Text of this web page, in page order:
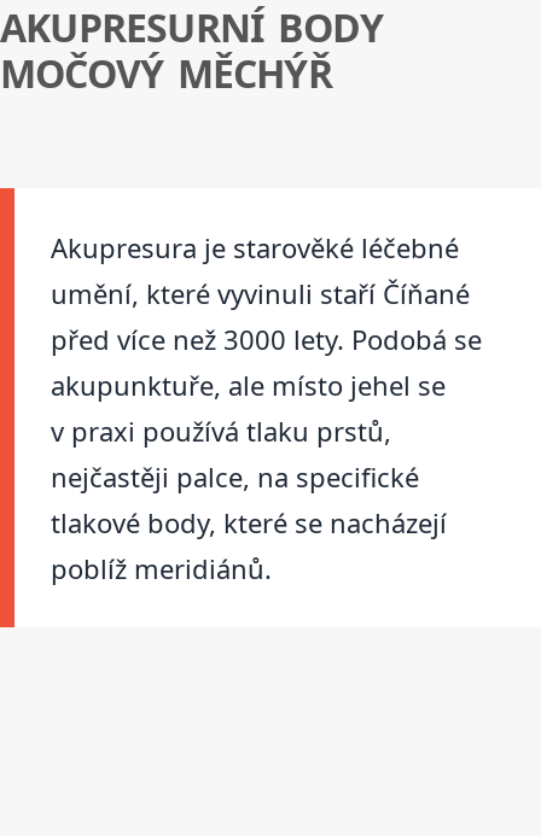
AKUPRESURNÍ BODY
MOČOVÝ MĚCHÝŘ
Akupresura je starověké léčebné
umění, které vyvinuli staří Číňané
před více než 3000 lety. Podobá se
akupunktuře, ale místo jehel se
v praxi používá tlaku prstů,
nejčastěji palce, na specifické
tlakové body, které se nacházejí
poblíž meridiánů.